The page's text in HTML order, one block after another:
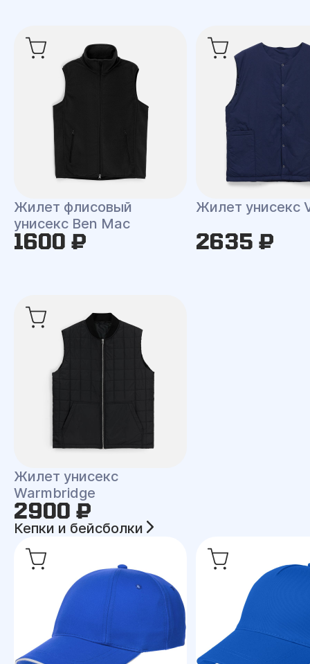
Жилет флисовый
унисекс Ben Mac
1600 ₽
Жилет унисекс
2635 ₽
Жилет унисекс
Warmbridge
2900 ₽
Кепки и бейсболки